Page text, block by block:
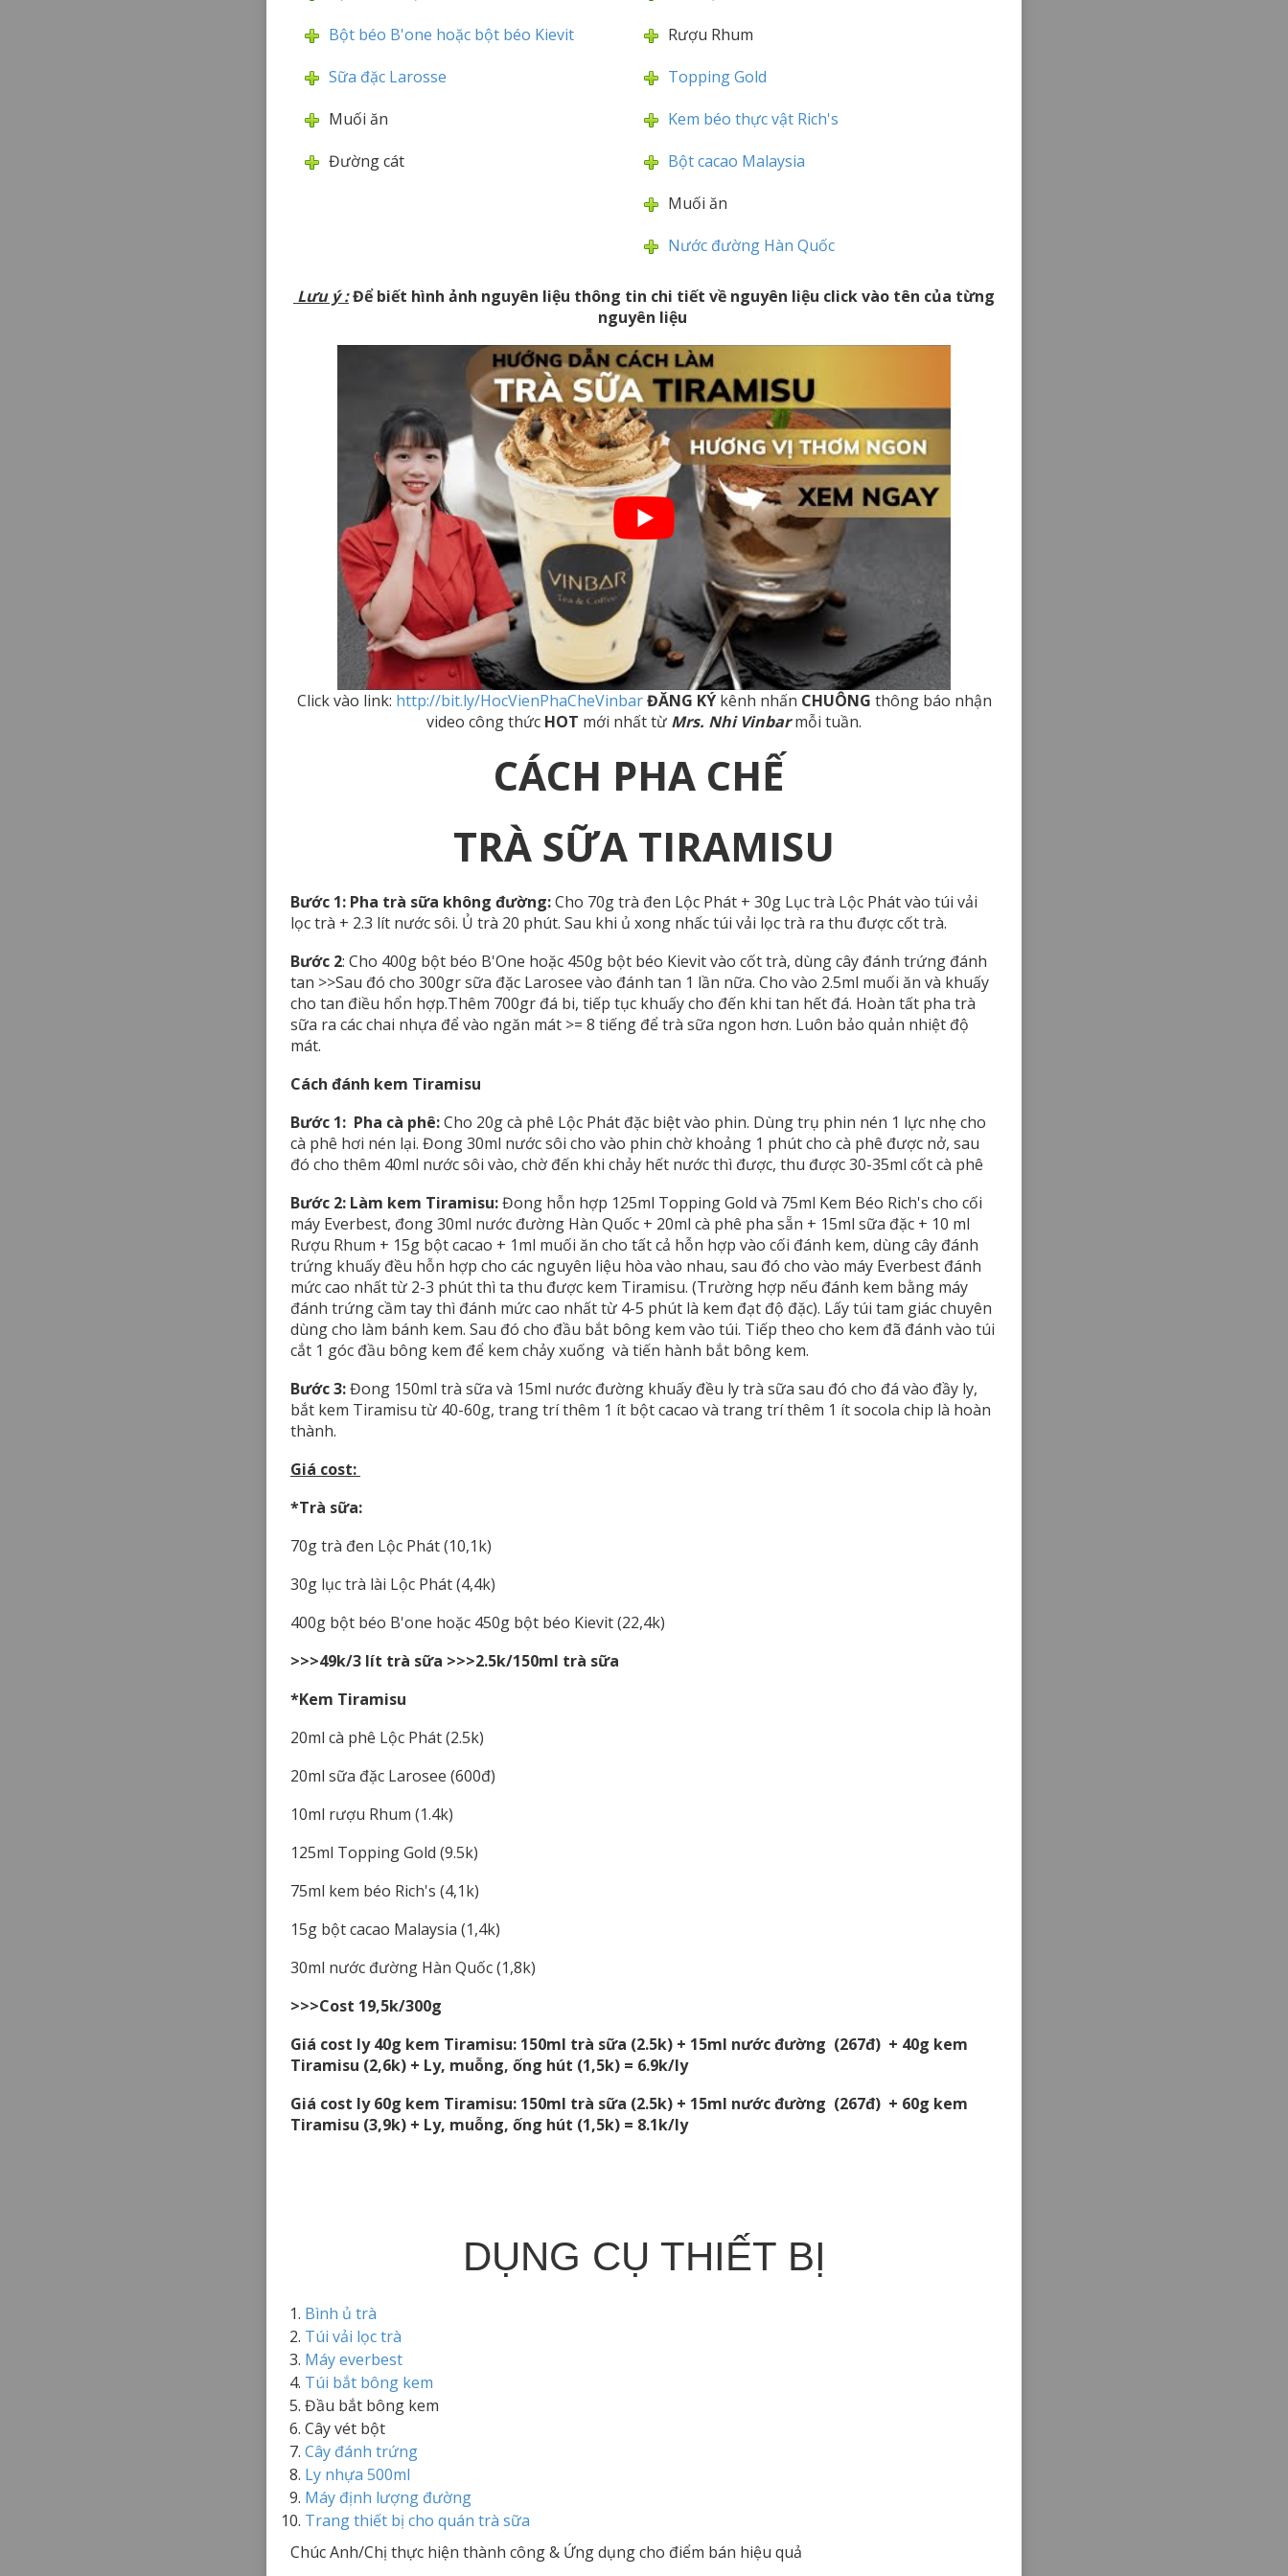
Bột béo B'one hoặc bột béo Kievit
Sữa đặc Larosse
Muối ăn
Đường cát
Rượu Rhum
Topping Gold
Kem béo thực vật Rich's
Bột cacao Malaysia
Muối ăn
Nước đường Hàn Quốc
Lưu ý :Để biết hình ảnh nguyên liệu thông tin chi tiết về nguyên liệu click vào tên của từng
nguyên liệu
Click vào link: http://bit.ly/HocVienPhaCheVinbar ĐĂNG KÝkênh nhấn CHUÔNG thông báo nhận
video công thức HOT mới nhất từ Mrs. Nhi Vinbarmỗi tuần.
CÁCH PHA CHẾ
TRÀ SỮA TIRAMISU
Bước 1: Pha trà sữa không đường:Cho 70g trà đen Lộc Phát + 30g Lục trà Lộc Phát vào túi vải
lọc trà + 2.3 lít nước sôi. Ủ trà 20 phút. Sau khi ủ xong nhấc túi vải lọc trà ra thu được cốt trà.
Bước 2: Cho 400g bột béo B'One hoặc 450g bột béo Kievit vào cốt trà, dùng cây đánh trứng đánh
tan >>Sau đó cho 300gr sữa đặc Larosee vào đánh tan 1 lần nữa. Cho vào 2.5ml muối ăn và khuấy
cho tan điều hổn hợp.Thêm 700gr đá bi, tiếp tục khuấy cho đến khi tan hết đá. Hoàn tất pha trà
sữa ra các chai nhựa để vào ngăn mát >= 8 tiếng để trà sữa ngon hơn. Luôn bảo quản nhiệt độ
mát.
Cách đánh kem Tiramisu
Bước 1: Pha cà phê:Cho 20g cà phê Lộc Phát đặc biệt vào phin. Dùng trụ phin nén 1 lực nhẹ cho
cà phê hơi nén lại. Đong 30ml nước sôi cho vào phin chờ khoảng 1 phút cho cà phê được nở, sau
đó cho thêm 40ml nước sôi vào, chờ đến khi chảy hết nước thì được, thu được 30-35ml cốt cà phê
Bước 2: Làm kem Tiramisu:Đong hỗn hợp 125ml Topping Gold và 75ml Kem Béo Rich's cho cối
máy Everbest, đong 30ml nước đường Hàn Quốc + 20ml cà phê pha sẵn + 15ml sữa đặc + 10 ml
Rượu Rhum + 15g bột cacao + 1ml muối ăn cho tất cả hỗn hợp vào cối đánh kem, dùng cây đánh
trứng khuấy đều hỗn hợp cho các nguyên liệu hòa vào nhau, sau đó cho vào máy Everbest đánh
mức cao nhất từ 2-3 phút thì ta thu được kem Tiramisu. (Trường hợp nếu đánh kem bằng máy
đánh trứng cầm tay thì đánh mức cao nhất từ 4-5 phút là kem đạt độ đặc). Lấy túi tam giác chuyên
dùng cho làm bánh kem. Sau đó cho đầu bắt bông kem vào túi. Tiếp theo cho kem đã đánh vào túi
cắt 1 góc đầu bông kem để kem chảy xuống và tiến hành bắt bông kem.
Bước 3:Đong 150ml trà sữa và 15ml nước đường khuấy đều ly trà sữa sau đó cho đá vào đầy ly,
bắt kem Tiramisu từ 40-60g, trang trí thêm 1 ít bột cacao và trang trí thêm 1 ít socola chip là hoàn
thành.
Giá cost:
*Trà sữa:
70g trà đen Lộc Phát (10,1k)
30g lục trà lài Lộc Phát (4,4k)
400g bột béo B'one hoặc 450g bột béo Kievit (22,4k)
>>>49k/3 lít trà sữa >>>2.5k/150ml trà sữa
*Kem Tiramisu
20ml cà phê Lộc Phát (2.5k)
20ml sữa đặc Larosee (600đ)
10ml rượu Rhum (1.4k)
125ml Topping Gold (9.5k)
75ml kem béo Rich's (4,1k)
15g bột cacao Malaysia (1,4k)
30ml nước đường Hàn Quốc (1,8k)
>>>Cost 19,5k/300g
Giá cost ly 40g kem Tiramisu: 150ml trà sữa (2.5k) + 15ml nước đường (267đ) + 40g kem
Tiramisu (2,6k) + Ly, muỗng, ống hút (1,5k) = 6.9k/ly
Giá cost ly 60g kem Tiramisu: 150ml trà sữa (2.5k) + 15ml nước đường (267đ) + 60g kem
Tiramisu (3,9k) + Ly, muỗng, ống hút (1,5k) = 8.1k/ly
DỤNG CỤ THIẾT BỊ
Bình ủ trà
Túi vải lọc trà
Máy everbest
Túi bắt bông kem
Đầu bắt bông kem
Cây vét bột
Cây đánh trứng
Ly nhựa 500ml
Máy định lượng đường
Trang thiết bị cho quán trà sữa
Chúc Anh/Chị thực hiện thành công & Ứng dụng cho điểm bán hiệu quả